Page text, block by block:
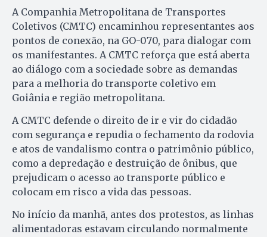
A Companhia Metropolitana de Transportes
Coletivos (CMTC) encaminhou representantes aos
pontos de conexão, na GO-070, para dialogar com
os manifestantes. A CMTC reforça que está aberta
ao diálogo com a sociedade sobre as demandas
para a melhoria do transporte coletivo em
Goiânia e região metropolitana.
A CMTC defende o direito de ir e vir do cidadão
com segurança e repudia o fechamento da rodovia
e atos de vandalismo contra o patrimônio público,
como a depredação e destruição de ônibus, que
prejudicam o acesso ao transporte público e
colocam em risco a vida das pessoas.
No início da manhã, antes dos protestos, as linhas
alimentadoras estavam circulando normalmente